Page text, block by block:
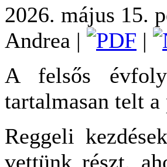
2026. május 15.
Andrea | |
A felsős
tartalmasan telt
Reggeli
vettünk részt,